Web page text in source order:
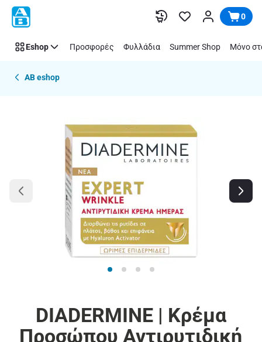
Παράλειψη 0
Eshop Προσφορές Φυλλάδια Summer Shop Μόνο
AB eshop
DIADERMINE | Κρέμα
Προσώπου Αντιρυτιδική